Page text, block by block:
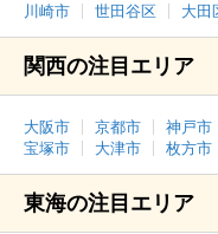
川崎市
世田谷区 大田
関西の注目エリア
大阪市 京都市 神戸市
宝塚市
大津市 枚方市
東海の注目エリア